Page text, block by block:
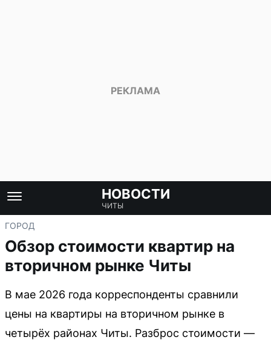
НОВОСТИ
ЧИТЫ
ГОРОД
Обзор стоимости квартир на
вторичном рынке Читы
В мае 2026 года корреспонденты сравнили
цены на квартиры на вторичном рынке в
четырёх районах Читы. Разброс стоимости —